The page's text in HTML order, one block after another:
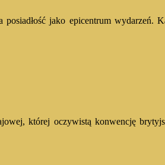
jako epicentrum wydarzeń.
której oczywistą konwencję